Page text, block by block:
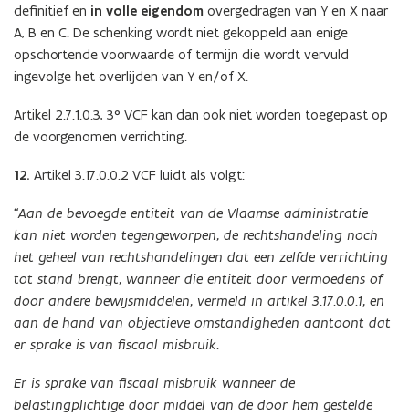
definitief en in volle eigendom overgedragen van Y en X naar
A, B en C. De schenking wordt niet gekoppeld aan enige
opschortende voorwaarde of termijn die wordt vervuld
ingevolge het overlijden van Y en/of X.
Artikel 2.7.1.0.3, 3° VCF kan dan ook niet worden toegepast op
de voorgenomen verrichting.
12. Artikel 3.17.0.0.2 VCF luidt als volgt:
“Aan de bevoegde entiteit van de Vlaamse administratie
kan niet worden tegengeworpen, de rechtshandeling noch
het geheel van rechtshandelingen dat een zelfde verrichting
tot stand brengt, wanneer die entiteit door vermoedens of
door andere bewijsmiddelen, vermeld in artikel 3.17.0.0.1, en
aan de hand van objectieve omstandigheden aantoont dat
er sprake is van fiscaal misbruik.
Er is sprake van fiscaal misbruik wanneer de
belastingplichtige door middel van de door hem gestelde